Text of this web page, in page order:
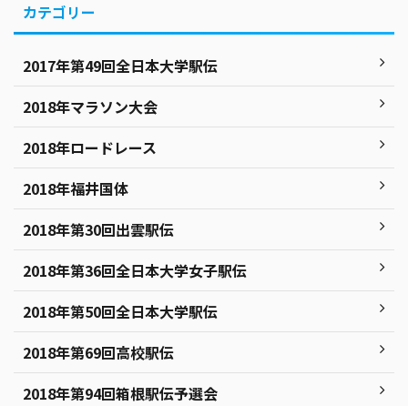
カテゴリー
2017年第49回全日本大学駅伝
2018年マラソン大会
2018年ロードレース
2018年福井国体
2018年第30回出雲駅伝
2018年第36回全日本大学女子駅伝
2018年第50回全日本大学駅伝
2018年第69回高校駅伝
2018年第94回箱根駅伝予選会